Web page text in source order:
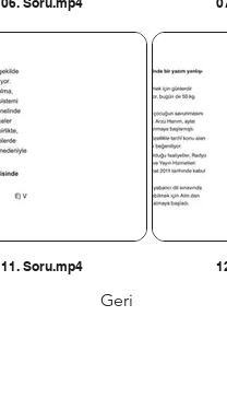
Geri
11. Soru.mp4